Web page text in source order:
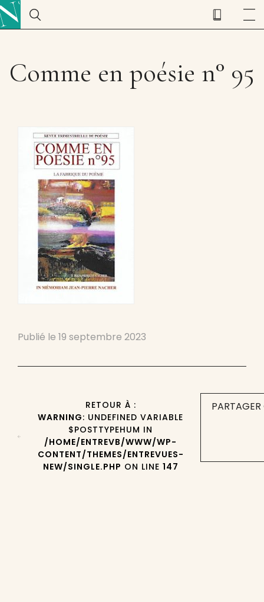
Comme en poésie n° 95
Publié le 19 septembre 2023
RETOUR À :
WARNING: UNDEFINED VARIABLE
$POSTTYPEHUM IN
/HOME/ENTREVB/WWW/WP-
CONTENT/THEMES/ENTREVUES-
NEW/SINGLE.PHP ON LINE 147